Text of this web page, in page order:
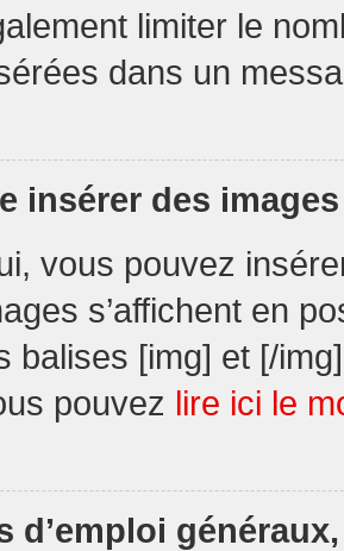
limiter le
dans un
insérer des
vous pouvez
s’affichent en
balises [img] et [/
pouvez lire ici le
d’emploi